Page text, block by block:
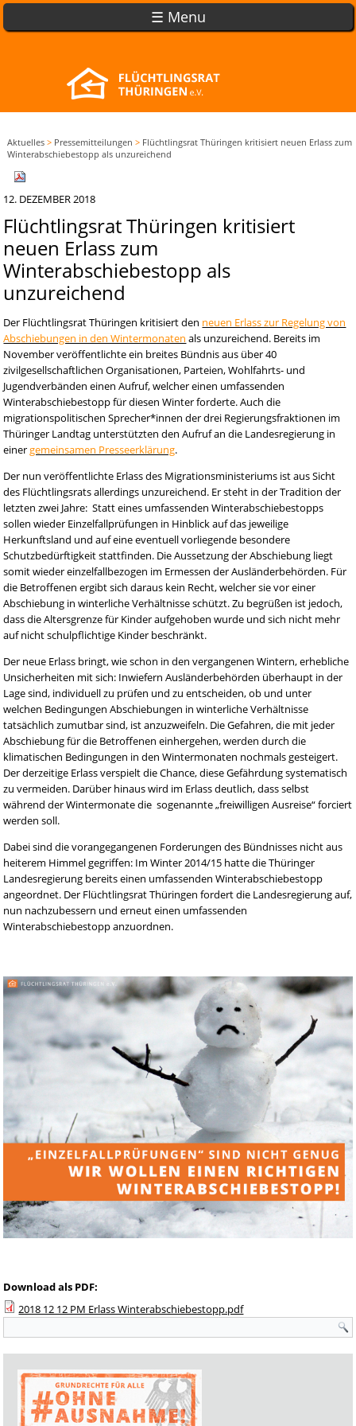
☰ Menu
Aktuelles > Pressemitteilungen > Flüchtlingsrat Thüringen kritisiert neuen Erlass zum
Winterabschiebestopp als unzureichend
12. DEZEMBER 2018
Flüchtlingsrat Thüringen kritisiert
neuen Erlass zum
Winterabschiebestopp als
unzureichend
Der Flüchtlingsrat Thüringen kritisiert den neuen Erlass zur Regelung von
Abschiebungen in den Wintermonaten als unzureichend. Bereits im
November veröffentlichte ein breites Bündnis aus über 40
zivilgesellschaftlichen Organisationen, Parteien, Wohlfahrts- und
Jugendverbänden einen Aufruf, welcher einen umfassenden
Winterabschiebestopp für diesen Winter forderte. Auch die
migrationspolitischen Sprecher*innen der drei Regierungsfraktionen im
Thüringer Landtag unterstützten den Aufruf an die Landesregierung in
einergemeinsamen Presseerklärung.
Der nun veröffentlichte Erlass des Migrationsministeriums ist aus Sicht
des Flüchtlingsrats allerdings unzureichend. Er steht in der Tradition der
letzten zwei Jahre: Statt eines umfassenden Winterabschiebestopps
sollen wieder Einzelfallprüfungen in Hinblick auf das jeweilige
Herkunftsland und auf eine eventuell vorliegende besondere
Schutzbedürftigkeit stattfinden. Die Aussetzung der Abschiebung liegt
somit wieder einzelfallbezogen im Ermessen der Ausländerbehörden. Für
die Betroffenen ergibt sich daraus kein Recht, welcher sie vor einer
Abschiebung in winterliche Verhältnisse schützt. Zu begrüßen ist jedoch,
dass die Altersgrenze für Kinder aufgehoben wurde und sich nicht mehr
auf nicht schulpflichtige Kinder beschränkt.
Der neue Erlass bringt, wie schon in den vergangenen Wintern, erhebliche
Unsicherheiten mit sich: Inwiefern Ausländerbehörden überhaupt in der
Lage sind, individuell zu prüfen und zu entscheiden, ob und unter
welchen Bedingungen Abschiebungen in winterliche Verhältnisse
tatsächlich zumutbar sind, ist anzuzweifeln. Die Gefahren, die mit jeder
Abschiebung für die Betroffenen einhergehen, werden durch die
klimatischen Bedingungen in den Wintermonaten nochmals gesteigert.
Der derzeitige Erlass verspielt die Chance, diese Gefährdung systematisch
zu vermeiden. Darüber hinaus wird im Erlass deutlich, dass selbst
während der Wintermonate die sogenannte „freiwilligen Ausreise“ forciert
werden soll.
Dabei sind die vorangegangenen Forderungen des Bündnisses nicht aus
heiterem Himmel gegriffen: Im Winter 2014/15 hatte die Thüringer
Landesregierung bereits einen umfassenden Winterabschiebestopp
angeordnet. Der Flüchtlingsrat Thüringen fordert die Landesregierung auf,
nun nachzubessern und erneut einen umfassenden
Winterabschiebestopp anzuordnen.
Download als PDF:
2018 12 12 PM Erlass Winterabschiebestopp.pdf
Suchformular